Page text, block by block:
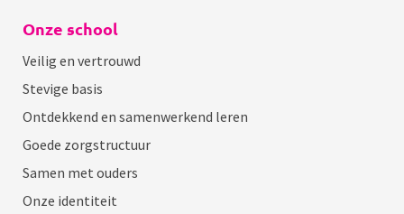
Onze school
Veilig en vertrouwd
Stevige basis
Ontdekkend en samenwerkend leren
Goede zorgstructuur
Samen met ouders
Onze identiteit